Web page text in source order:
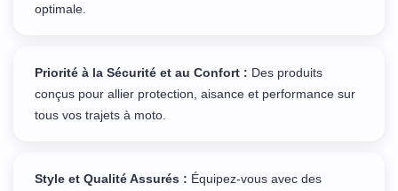
optimale.
Priorité à la Sécurité et au Confort : Des produits
conçus pour allier protection, aisance et performance sur
tous vos trajets à moto.
Style et Qualité Assurés : Équipez-vous avec des